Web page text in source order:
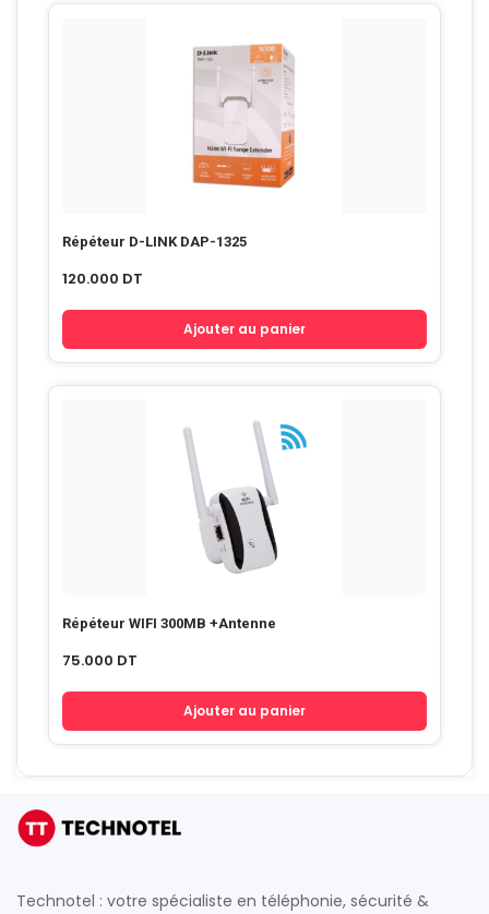
Répéteur D-LINK DAP-1325
120.000 DT
Ajouter au panier
Répéteur WIFI 300MB +Antenne
75.000 DT
Ajouter au panier
Technotel : votre spécialiste en téléphonie, sécurité &